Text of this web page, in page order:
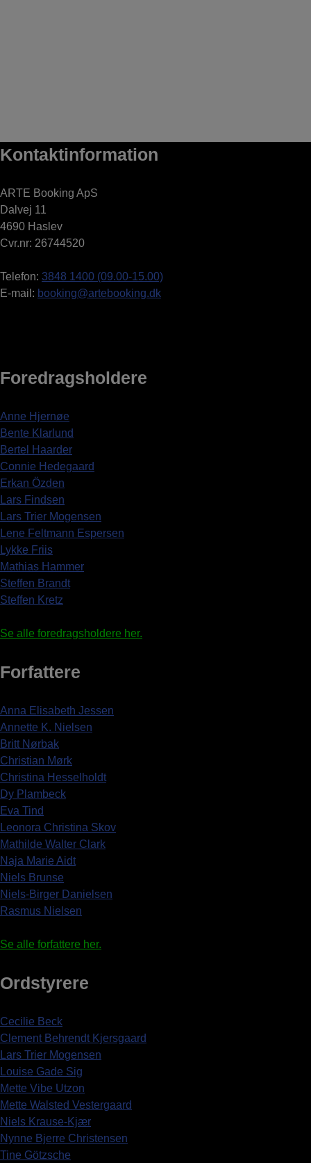
Kontaktinformation
ARTE Booking ApS
Dalvej 11
4690 Haslev
Cvr.nr: 26744520
Telefon: 3848 1400 (09.00-15.00)
E-mail: booking@artebooking.dk
Foredragsholdere
Anne Hjernøe
Bente Klarlund
Bertel Haarder
Connie Hedegaard
Erkan Özden
Lars Findsen
Lars Trier Mogensen
Lene Feltmann Espersen
Lykke Friis
Mathias Hammer
Steffen Brandt
Steffen Kretz
Se alle foredragsholdere her.
Forfattere
Anna Elisabeth Jessen
Annette K. Nielsen
Britt Nørbak
Christian Mørk
Christina Hesselholdt
Dy Plambeck
Eva Tind
Leonora Christina Skov
Mathilde Walter Clark
Naja Marie Aidt
Niels Brunse
Niels-Birger Danielsen
Rasmus Nielsen
Se alle forfattere her.
Ordstyrere
Cecilie Beck
Clement Behrendt Kjersgaard
Lars Trier Mogensen
Louise Gade Sig
Mette Vibe Utzon
Mette Walsted Vestergaard
Niels Krause-Kjær
Nynne Bjerre Christensen
Tine Götzsche